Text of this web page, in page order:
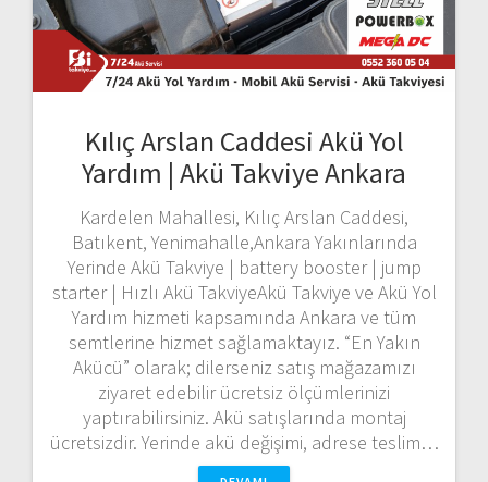
Kılıç Arslan Caddesi Akü Yol
Yardım | Akü Takviye Ankara
Kardelen Mahallesi, Kılıç Arslan Caddesi,
Batıkent, Yenimahalle,Ankara Yakınlarında
Yerinde Akü Takviye | battery booster | jump
starter | Hızlı Akü TakviyeAkü Takviye ve Akü Yol
Yardım hizmeti kapsamında Ankara ve tüm
semtlerine hizmet sağlamaktayız. “En Yakın
Akücü” olarak; dilerseniz satış mağazamızı
ziyaret edebilir ücretsiz ölçümlerinizi
yaptırabilirsiniz. Akü satışlarında montaj
ücretsizdir. Yerinde akü değişimi, adrese teslim…